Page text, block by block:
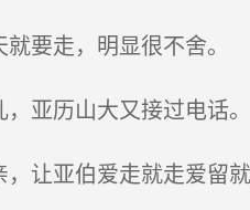
要走，明显很不舍。
亚历山大又接过电话。
让亚伯爱走就走爱留就